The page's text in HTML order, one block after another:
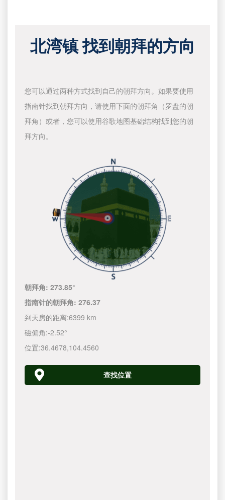
北湾镇 找到朝拜的方向
您可以通过两种方式找到自己的朝拜方向。如果要使用
指南针找到朝拜方向，请使用下面的朝拜角（罗盘的朝
拜角）或者，您可以使用谷歌地图基础结构找到您的朝
拜方向。
朝拜角:273.85°
指南针的朝拜角:276.37
到天房的距离:6399 km
磁偏角:-2.52°
位置:36.4678,104.4560
查找位置